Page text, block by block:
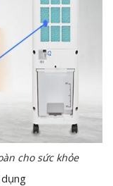
cho sức khỏe